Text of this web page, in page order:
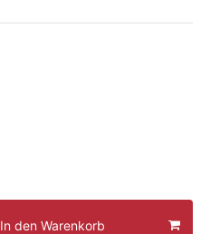
In den Warenkorb